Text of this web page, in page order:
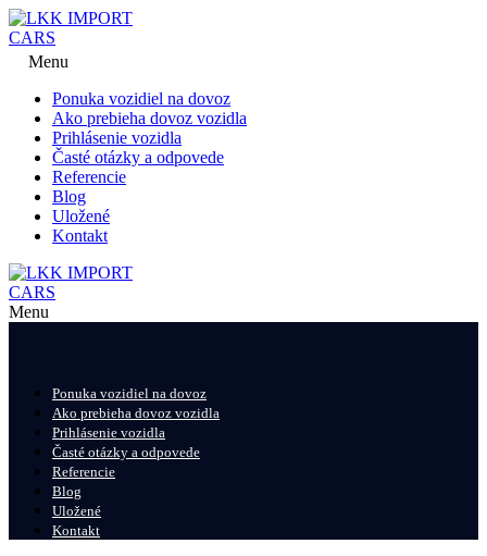
Menu
Ponuka vozidiel na dovoz
Ako prebieha dovoz vozidla
Prihlásenie vozidla
Časté otázky a odpovede
Referencie
Blog
Uložené
Kontakt
Menu
Ponuka vozidiel na dovoz
Ako prebieha dovoz vozidla
Prihlásenie vozidla
Časté otázky a odpovede
Referencie
Blog
Uložené
Kontakt